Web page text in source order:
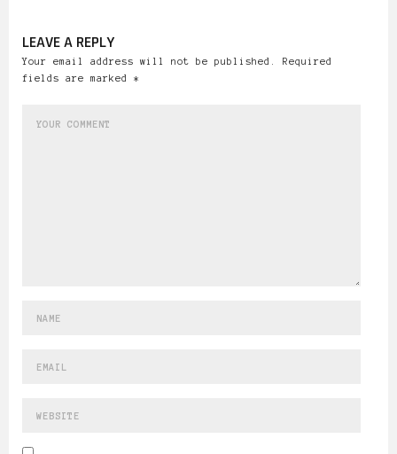
LEAVE A REPLY
Your email address will not be published. Required
fields are marked *